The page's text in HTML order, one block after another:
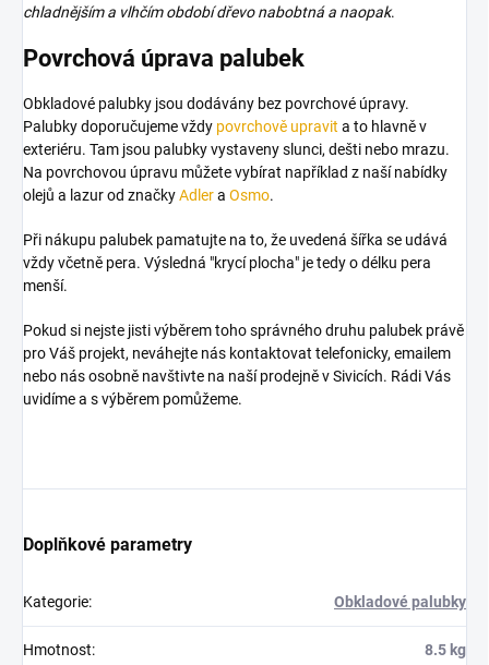
chladnějším a vlhčím období dřevo nabobtná a naopak.
Povrchová úprava palubek
Obkladové palubky jsou dodávány bez povrchové úpravy.
Palubky doporučujeme vždy povrchově upravit a to hlavně v
exteriéru. Tam jsou palubky vystaveny slunci, dešti nebo mrazu.
Na povrchovou úpravu můžete vybírat například z naší nabídky
olejů a lazur od značkyAdlera Osmo.
Při nákupu palubek pamatujte na to, že uvedená šířka se udává
vždy včetně pera. Výsledná "krycí plocha" je tedy o délku pera
menší.
Pokud si nejste jisti výběrem toho správného druhu palubek právě
pro Váš projekt, neváhejte nás kontaktovat telefonicky, emailem
nebo nás osobně navštivte na naší prodejně v Sivicích. Rádi Vás
uvidíme a s výběrem pomůžeme.
Doplňkové parametry
Kategorie: Obkladové palubky
Hmotnost: 8.5 kg